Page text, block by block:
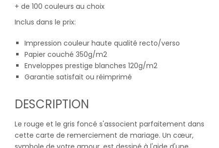
+ de 100 couleurs au choix
Inclus dans le prix:
Impression couleur haute qualité recto/verso
Papier couché 350g/m2
Enveloppes prestige blanches 120g/m2
Garantie satisfait ou réimprimé
DESCRIPTION
Le rouge et le gris foncé s'associent parfaitement dans
cette carte de remerciement de mariage. Un cœur,